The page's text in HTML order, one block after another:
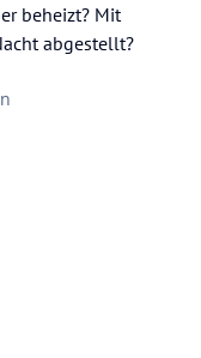
beheizt? Mit
abgestellt?
Anfang Oktober